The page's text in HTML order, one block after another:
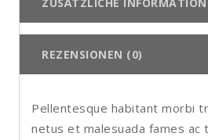
REZENSIONEN (0)
Pellentesque habitant morbi
netus et malesuada fames ac